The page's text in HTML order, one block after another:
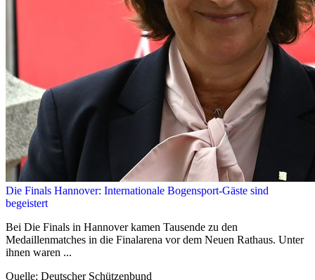
Die Finals Hannover: Internationale Bogensport-Gäste sind
begeistert
Bei Die Finals in Hannover kamen Tausende zu den
Medaillenmatches in die Finalarena vor dem Neuen Rathaus. Unter
ihnen waren ...
Quelle: Deutscher Schützenbund